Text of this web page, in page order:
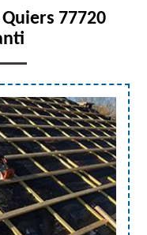
77720